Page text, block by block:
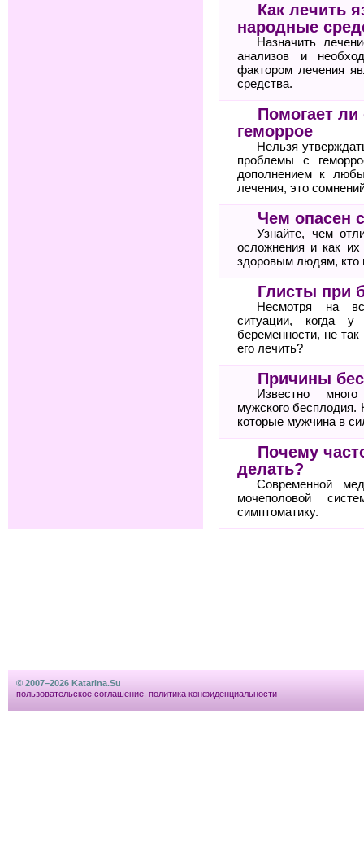
Как лечить
народные
Назначить
анализов и
фактором лечения
средства.
Помогает
геморрое
Нельзя
проблемы с
дополнением к
лечения, это
Чем опасен
Узнайте, чем
осложнения и как
здоровым людям, кто
Глисты при
Несмотря на
ситуации, когда
беременности, не
его лечить?
Причины
Известно
мужского бесплодия.
которые мужчина в
Почему
делать?
Современной
мочеполовой
симптоматику.
© 2007–2026 Katarina.Su
пользовательское соглашение политика конфиденциальности